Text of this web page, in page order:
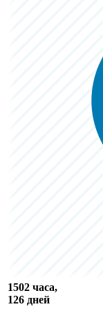
1502 часа,
126 дней